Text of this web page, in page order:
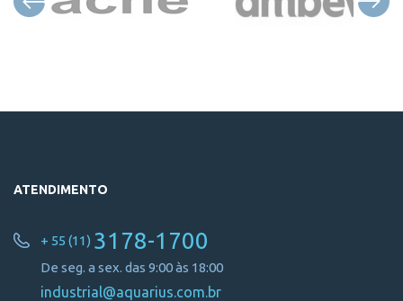
ATENDIMENTO
+ 55 (11) 3178-1700
De seg. a sex. das 9:00 às 18:00
industrial@aquarius.com.br